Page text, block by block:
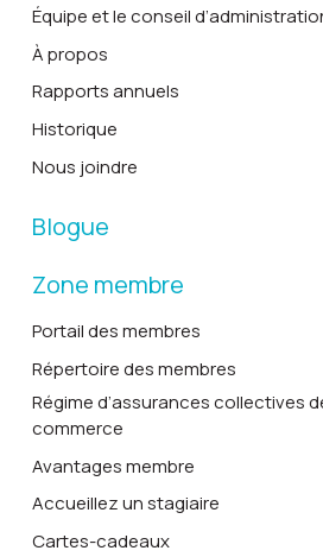
Équipe et le conseil
À propos
Rapports annuels
Historique
Nous joindre
Blogue
Zone membre
Portail des membres
Répertoire des membres
Régime d’assurances collectives
commerce
Avantages membre
Accueillez un stagiaire
Cartes-cadeaux